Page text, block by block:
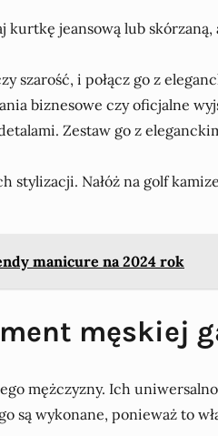
jeansową lub
szarość, i połącz go z
biznesowe czy oficjalne
Zestaw go z
stylizacji. Nałóż na golf
manicure na 2024 rok
męskiej
mężczyzny. Ich
są wykonane, ponieważ to